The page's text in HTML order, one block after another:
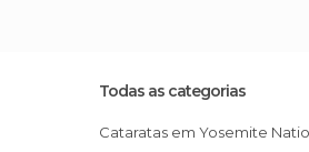
Todas as categorias
Cataratas em Yosemite